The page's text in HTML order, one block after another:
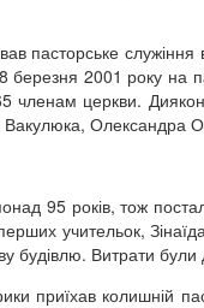
пасторське
березня 2001 року
членам церкви.
Вакулюка, Олександра
95 років, тож
учительок,
будівлю. Витрати
приїхав колишній